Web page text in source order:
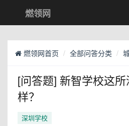
燃领网
燃领网首页 全部问答分类
[问答题] 新智学校这
样？
深圳学校